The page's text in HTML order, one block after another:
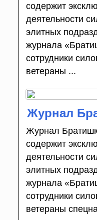
содержит
деятельности
элитных
журнала
сотрудники
ветераны ...
Журнал
Журнал
содержит
деятельности
элитных
журнала
сотрудники
ветераны